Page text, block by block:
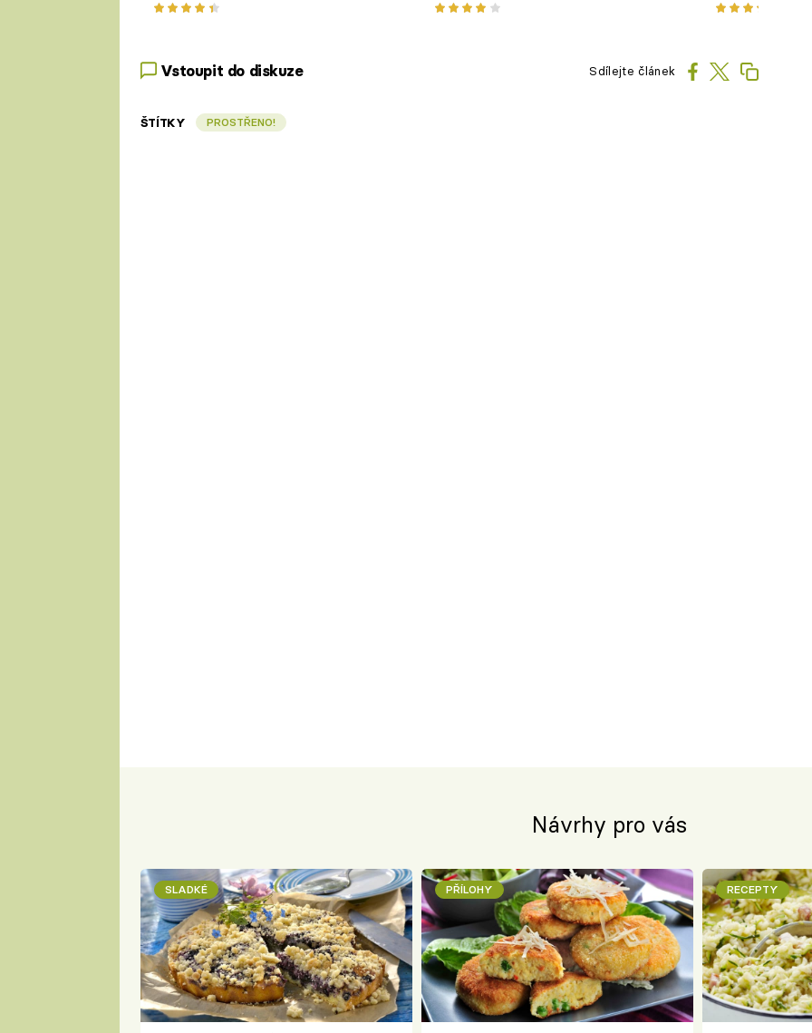
Vstoupit do diskuze Sdílejte článek
ŠTÍTKY PROSTŘENO!
Návrhy pro vás
SLADKÉ PŘÍLOHY RECEPTY